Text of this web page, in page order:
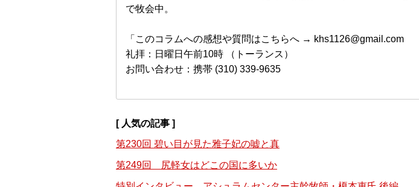
で牧会中。
「このコラムへの感想や質問はこちらへ → khs1126@gmail.com
礼拝：日曜日午前10時 （トーランス）
お問い合わせ：携帯 (310) 339-9635
[ 人気の記事 ]
第230回 碧い目が見た雅子妃の嘘と真
第249回 尻軽女はどこの国に多いか